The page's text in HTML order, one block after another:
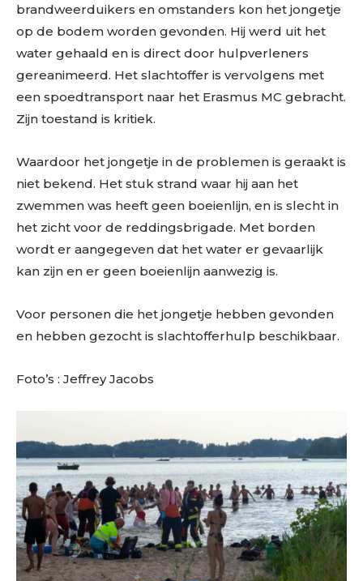
brandweerduikers en omstanders kon het jongetje
op de bodem worden gevonden. Hij werd uit het
water gehaald en is direct door hulpverleners
gereanimeerd. Het slachtoffer is vervolgens met
een spoedtransport naar het Erasmus MC gebracht.
Zijn toestand is kritiek.
Waardoor het jongetje in de problemen is geraakt is
niet bekend. Het stuk strand waar hij aan het
zwemmen was heeft geen boeienlijn, en is slecht in
het zicht voor de reddingsbrigade. Met borden
wordt er aangegeven dat het water er gevaarlijk
kan zijn en er geen boeienlijn aanwezig is.
Voor personen die het jongetje hebben gevonden
en hebben gezocht is slachtofferhulp beschikbaar.
Foto’s : Jeffrey Jacobs